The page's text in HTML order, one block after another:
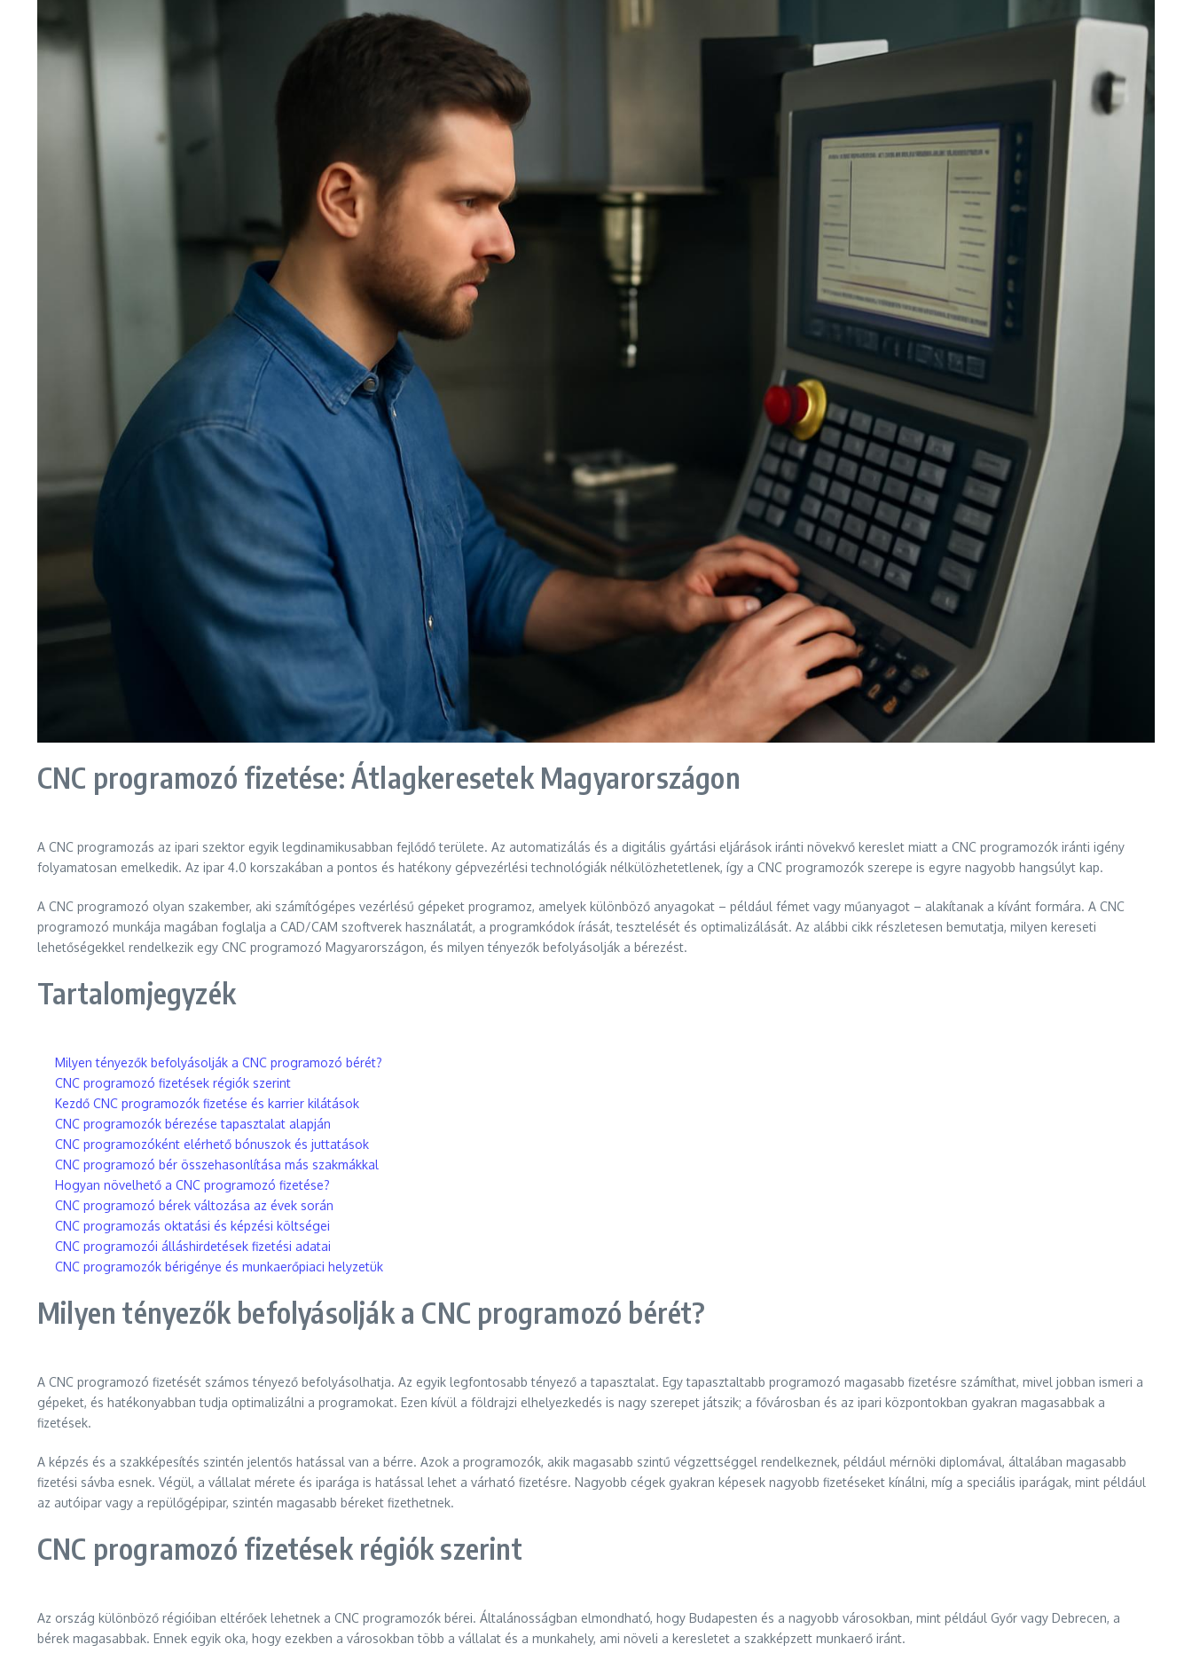
CNC programozó fizetése: Átlagkeresetek Magyarországon
A CNC programozás az ipari szektor egyik legdinamikusabban fejlődő területe. Az automatizálás és a digitális gyártási eljárások iránti növekvő kereslet miatt a CNC programozók iránti igény
folyamatosan emelkedik. Az ipar 4.0 korszakában a pontos és hatékony gépvezérlési technológiák nélkülözhetetlenek, így a CNC programozók szerepe is egyre nagyobb hangsúlyt kap.
A CNC programozó olyan szakember, aki számítógépes vezérlésű gépeket programoz, amelyek különböző anyagokat – például fémet vagy műanyagot – alakítanak a kívánt formára. A CNC
programozó munkája magában foglalja a CAD/CAM szoftverek használatát, a programkódok írását, tesztelését és optimalizálását. Az alábbi cikk részletesen bemutatja, milyen kereseti
lehetőségekkel rendelkezik egy CNC programozó Magyarországon, és milyen tényezők befolyásolják a bérezést.
Tartalomjegyzék
Milyen tényezők befolyásolják a CNC programozó bérét?
CNC programozó fizetések régiók szerint
Kezdő CNC programozók fizetése és karrier kilátások
CNC programozók bérezése tapasztalat alapján
CNC programozóként elérhető bónuszok és juttatások
CNC programozó bér összehasonlítása más szakmákkal
Hogyan növelhető a CNC programozó fizetése?
CNC programozó bérek változása az évek során
CNC programozás oktatási és képzési költségei
CNC programozói álláshirdetések fizetési adatai
CNC programozók bérigénye és munkaerőpiaci helyzetük
Milyen tényezők befolyásolják a CNC programozó bérét?
A CNC programozó fizetését számos tényező befolyásolhatja. Az egyik legfontosabb tényező a tapasztalat. Egy tapasztaltabb programozó magasabb fizetésre számíthat, mivel jobban ismeri a
gépeket, és hatékonyabban tudja optimalizálni a programokat. Ezen kívül a földrajzi elhelyezkedés is nagy szerepet játszik; a fővárosban és az ipari központokban gyakran magasabbak a
fizetések.
A képzés és a szakképesítés szintén jelentős hatással van a bérre. Azok a programozók, akik magasabb szintű végzettséggel rendelkeznek, például mérnöki diplomával, általában magasabb
fizetési sávba esnek. Végül, a vállalat mérete és iparága is hatással lehet a várható fizetésre. Nagyobb cégek gyakran képesek nagyobb fizetéseket kínálni, míg a speciális iparágak, mint például
az autóipar vagy a repülőgépipar, szintén magasabb béreket fizethetnek.
CNC programozó fizetések régiók szerint
Az ország különböző régióiban eltérőek lehetnek a CNC programozók bérei. Általánosságban elmondható, hogy Budapesten és a nagyobb városokban, mint például Győr vagy Debrecen, a
bérek magasabbak. Ennek egyik oka, hogy ezekben a városokban több a vállalat és a munkahely, ami növeli a keresletet a szakképzett munkaerő iránt.